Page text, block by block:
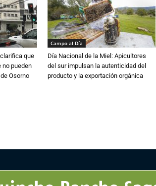
que
no pueden
Osorno
Campo al Día
Día Nacional de la Miel: Apicultores
del sur impulsan la autenticidad del
producto y la exportación orgánica